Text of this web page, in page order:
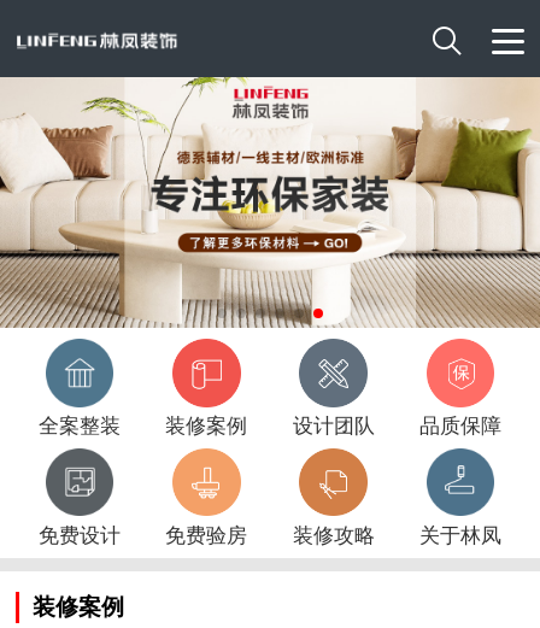

全案整装 装修案例 设计团队 品质保障
免费设计 免费验房 装修攻略 关于林凤
装修案例